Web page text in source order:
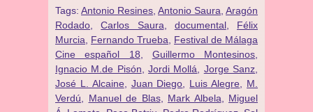
Tags: Antonio Resines Antonio Saura Aragón
Rodado ,Carlos Saura documental, Félix
Murcia
Fernando Trueba
Festival de Málaga
Cine español 18
Guillermo Montesinos
Ignacio M.de Pisón ,Jordi Mollá Jorge Sanz
José L. Alcaine
Juan Diego Luis Alegre
M.
Verdú
Manuel de Blas, Mark Albela
Miguel